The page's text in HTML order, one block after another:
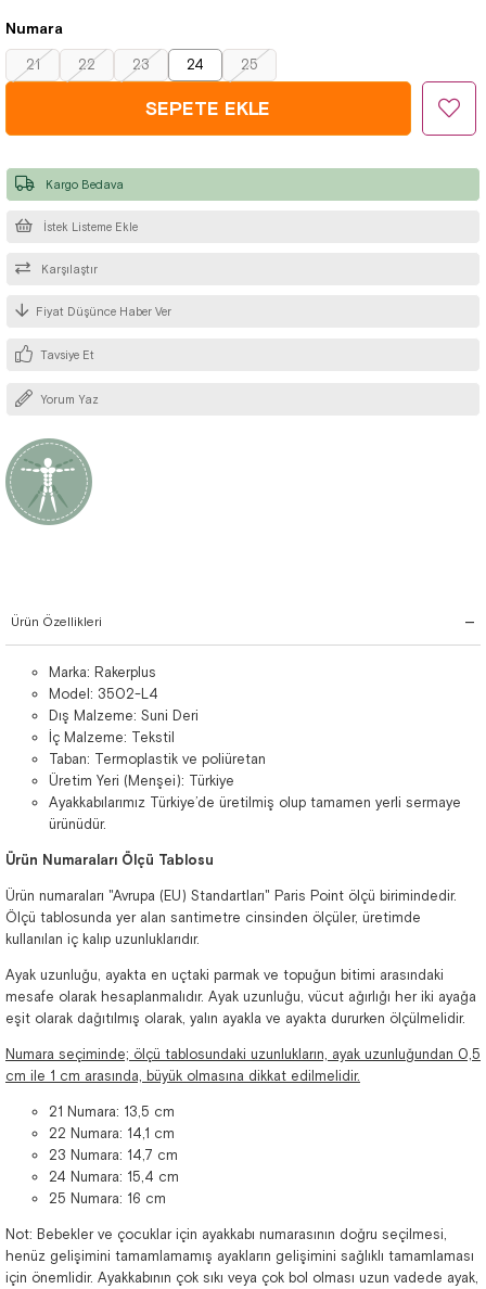
Numara
21 22 23 24 25
İstek Listeme Ekle
Karşılaştır
Fiyat Düşünce Haber Ver
Kargo Bedava
Tavsiye Et
Yorum Yaz
Ürün Özellikleri
Marka: Rakerplus
Model: 3502-L4
Dış Malzeme: Suni Deri
İç Malzeme: Tekstil
Taban: Termoplastik ve poliüretan
Üretim Yeri (Menşei): Türkiye
Ayakkabılarımız Türkiye’de üretilmiş olup tamamen yerli sermaye
ürünüdür.
Ürün Numaraları Ölçü Tablosu
Ürün numaraları "Avrupa (EU) Standartları" Paris Point ölçü birimindedir.
Ölçü tablosunda yer alan santimetre cinsinden ölçüler, üretimde
kullanılan iç kalıp uzunluklarıdır.
Ayak uzunluğu, ayakta en uçtaki parmak ve topuğun bitimi arasındaki
mesafe olarak hesaplanmalıdır. Ayak uzunluğu, vücut ağırlığı her iki ayağa
eşit olarak dağıtılmış olarak, yalın ayakla ve ayakta dururken ölçülmelidir.
Numara seçiminde; ölçü tablosundaki uzunlukların, ayak uzunluğundan 0,5
cm ile 1 cm arasında, büyük olmasına dikkat edilmelidir.
21 Numara: 13,5 cm
22 Numara: 14,1 cm
23 Numara: 14,7 cm
24 Numara: 15,4 cm
25 Numara: 16 cm
Not: Bebekler ve çocuklar için ayakkabı numarasının doğru seçilmesi,
henüz gelişimini tamamlamamış ayakların gelişimini sağlıklı tamamlaması
için önemlidir. Ayakkabının çok sıkı veya çok bol olması uzun vadede ayak,